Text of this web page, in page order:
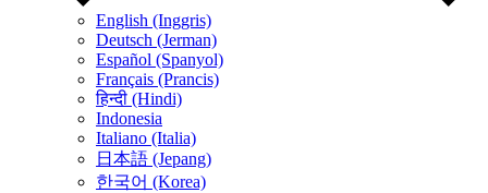
English (Inggris)
Deutsch (Jerman)
Español (Spanyol)
Français (Prancis)
हिन्दी (Hindi)
Indonesia
Italiano (Italia)
日本語 (Jepang)
한국어 (Korea)